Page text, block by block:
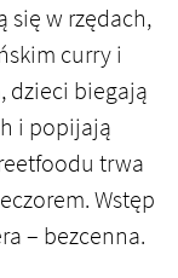
się w rzędach,
curry i
dzieci biegają
i popijają
trwa
Wstęp
– bezcenna.